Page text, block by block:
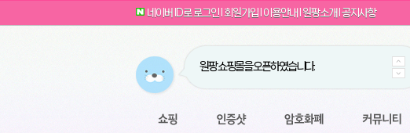
네이버 ID로 로그인 회원가입 이용안내 원팡소개 공지사항
귀여운 토끼 팡이 이모티콘 출시 안내
원팡 쇼핑몰을 오픈하였습니다.
전자여자 친구 기능을 도입하였습니다.
G전자 2024 그램17 17ZD90SU-GX56K WIN11 16GB
카누 캡슐커피 돌체구스토 호환 캡슐 6종 48개입 골라담기 -
농협안심한우 암소 1등급 이상 등심 1kg - 원팡
당도선별과 고당도 제주 레드향 1.5kg 소과 외 로얄과 - 원팡
버거킹 불고기와퍼+콜라R+너겟킹4조각
마타스튜디오 T1 태블릿 침대 거치대 스텐드 - 원팡